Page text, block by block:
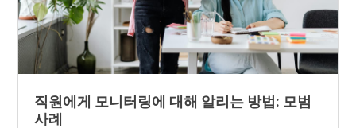
직원에게 모니터링에 대해 알리는 방법: 모범
사례